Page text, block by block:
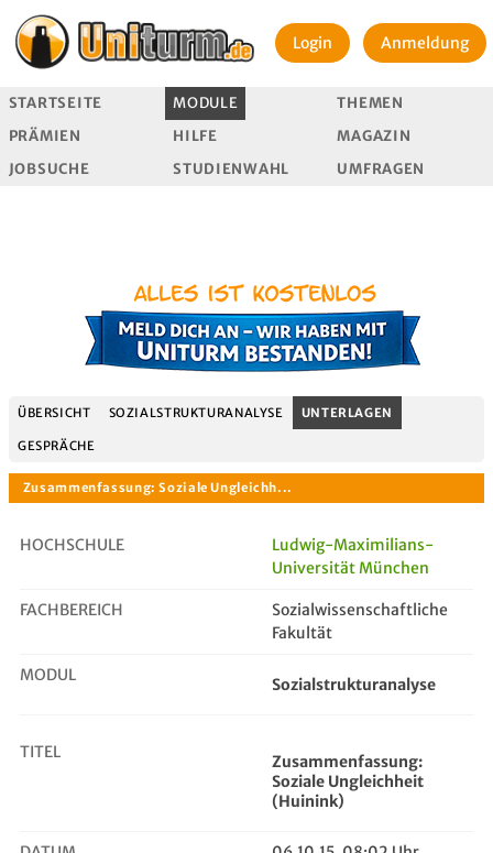
Login Anmeldung
STARTSEITE MODULE
THEMEN
PRÄMIEN
HILFE
MAGAZIN
JOBSUCHE
STUDIENWAHL UMFRAGEN
ÜBERSICHT SOZIALSTRUKTURANALYSE UNTERLAGEN
GESPRÄCHE
Zusammenfassung: Soziale Ungleichh...
HOCHSCHULE
Ludwig-Maximilians-
Universität München
FACHBEREICH
Sozialwissenschaftliche
Fakultät
MODUL Sozialstrukturanalyse
TITEL
Zusammenfassung:
Soziale Ungleichheit
(Huinink)